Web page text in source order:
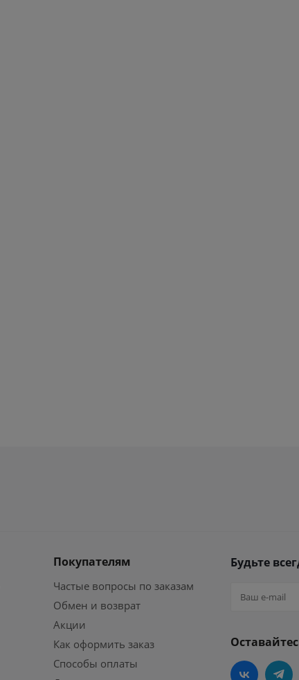
Покупателям
Частые вопросы по заказам
Обмен и возврат
Акции
Как оформить заказ
Способы оплаты
Будьте